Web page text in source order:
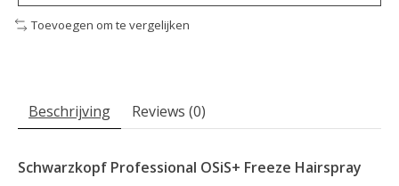
Toevoegen om te vergelijken
Beschrijving Reviews (0)
Schwarzkopf Professional OSiS+ Freeze Hairspray